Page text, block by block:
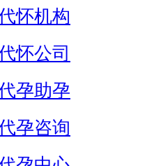
怀机构
怀公司
孕助孕
孕咨询